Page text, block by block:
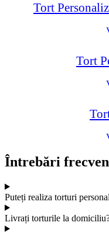
Tort
Tort
Întrebări
Puteți realiza torturi
Livrați torturile la